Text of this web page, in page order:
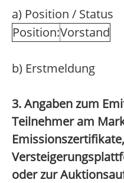
a) Position / Status
Position:Vorstand
b) Erstmeldung
3. Angaben zum
Teilnehmer am
oder zur